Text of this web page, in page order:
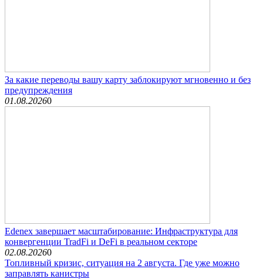
За какие переводы вашу карту заблокируют мгновенно и без
предупреждения
01.08.20260
Edenex завершает масштабирование: Инфраструктура для
конвергенции TradFi и DeFi в реальном секторе
02.08.20260
Топливный кризис, ситуация на 2 августа. Где уже можно
заправлять канистры